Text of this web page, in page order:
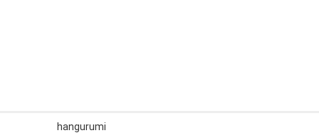
hangurumi